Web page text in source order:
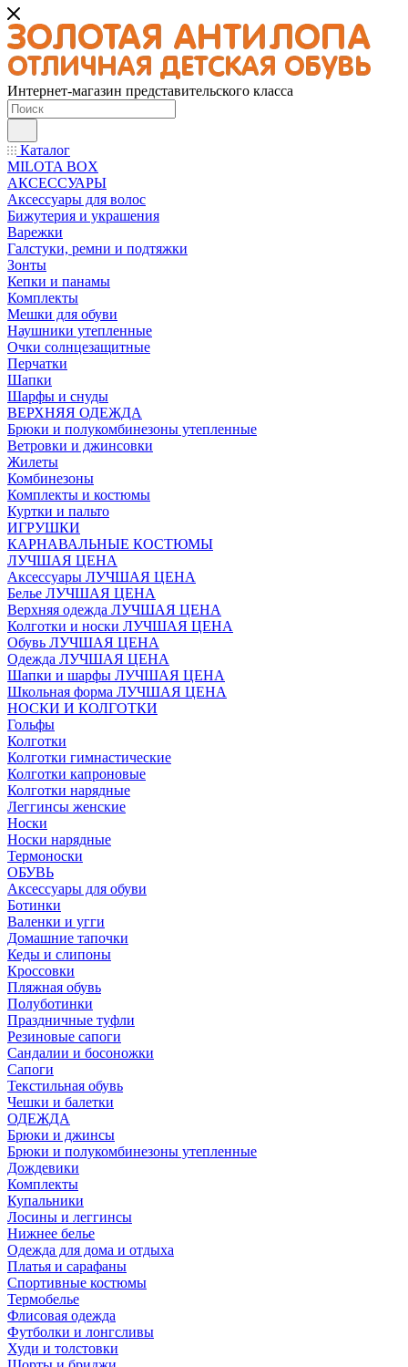
Интернет-магазин представительского класса
Каталог
MILOTA BOX
АКСЕССУАРЫ
Аксессуары для волос
Бижутерия и украшения
Варежки
Галстуки, ремни и подтяжки
Зонты
Кепки и панамы
Комплекты
Мешки для обуви
Наушники утепленные
Очки солнцезащитные
Перчатки
Шапки
Шарфы и снуды
ВЕРХНЯЯ ОДЕЖДА
Брюки и полукомбинезоны утепленные
Ветровки и джинсовки
Жилеты
Комбинезоны
Комплекты и костюмы
Куртки и пальто
ИГРУШКИ
КАРНАВАЛЬНЫЕ КОСТЮМЫ
ЛУЧШАЯ ЦЕНА
Аксессуары ЛУЧШАЯ ЦЕНА
Белье ЛУЧШАЯ ЦЕНА
Верхняя одежда ЛУЧШАЯ ЦЕНА
Колготки и носки ЛУЧШАЯ ЦЕНА
Обувь ЛУЧШАЯ ЦЕНА
Одежда ЛУЧШАЯ ЦЕНА
Шапки и шарфы ЛУЧШАЯ ЦЕНА
Школьная форма ЛУЧШАЯ ЦЕНА
НОСКИ И КОЛГОТКИ
Гольфы
Колготки
Колготки гимнастические
Колготки капроновые
Колготки нарядные
Леггинсы женские
Носки
Носки нарядные
Термоноски
ОБУВЬ
Аксессуары для обуви
Ботинки
Валенки и угги
Домашние тапочки
Кеды и слипоны
Кроссовки
Пляжная обувь
Полуботинки
Праздничные туфли
Резиновые сапоги
Сандалии и босоножки
Сапоги
Текстильная обувь
Чешки и балетки
ОДЕЖДА
Брюки и джинсы
Брюки и полукомбинезоны утепленные
Дождевики
Комплекты
Купальники
Лосины и леггинсы
Нижнее белье
Одежда для дома и отдыха
Платья и сарафаны
Спортивные костюмы
Термобелье
Флисовая одежда
Футболки и лонгсливы
Худи и толстовки